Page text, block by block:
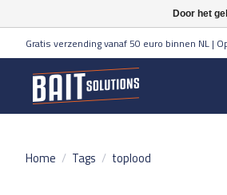
Gratis verzending vanaf 50 euro binnen NL |
Home / Tags / toplood
Door het